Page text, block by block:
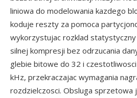
liniowa do modelowania kazdego
koduje reszty za pomoca
wykorzystujac rozklad
silnej kompresji bez odrzucania
glebie bitowe do 32 i
kHz, przekraczajac wymagania
rozdzielczosci. Obsluga sprzetowa